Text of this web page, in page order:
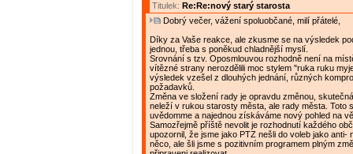
Titulek: Re:Re:nový starý starosta
Dobrý večer, vážení spoluobčané, milí přátelé,
Díky za Vaše reakce, ale zkusme se na výsledek
jednou, třeba s poněkud chladnější myslí.
Srovnání s tzv. Oposmlouvou rozhodně není na
vítězné strany nerozdělili moc stylem "ruka ruku
výsledek vzešel z dlouhých jednání, různých
požadavků.
Změna ve složení rady je opravdu změnou,
neleží v rukou starosty města, ale rady města. Toto
uvědomme a najednou získáváme nový pohled na
Samozřejmě příště nevolit je rozhodnutí každého
upozornil, že jsme jako PTZ nešli do voleb jako anti-
něco, ale šli jsme s pozitivním programem plným